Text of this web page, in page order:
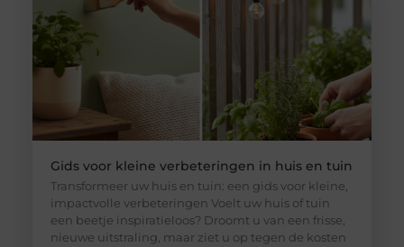
Gids voor kleine verbeteringen in huis en tuin
Transformeer uw huis en tuin: een gids voor kleine,
impactvolle verbeteringen Voelt uw huis of tuin
een beetje inspiratieloos? Droomt u van een frisse,
nieuwe uitstraling, maar ziet u op tegen de kosten